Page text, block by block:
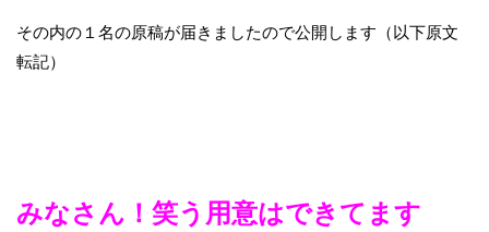
その内の１名の原稿が届きましたので公開します（以下原文
転記）
みなさん！笑う用意はできてます